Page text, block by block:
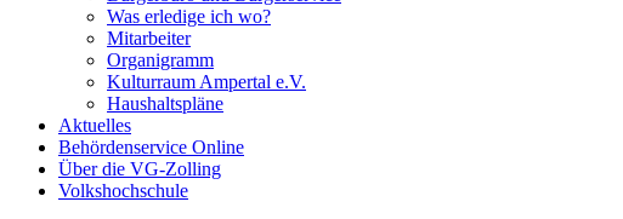
Was erledige ich wo?
Mitarbeiter
Organigramm
Kulturraum Ampertal e.V.
Haushaltspläne
Aktuelles
Behördenservice Online
Über die VG-Zolling
Volkshochschule